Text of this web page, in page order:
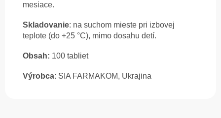
mesiace.
Skladovanie: na suchom mieste pri izbovej
teplote (do +25 °C), mimo dosahu detí.
Obsah: 100 tabliet
Výrobca: SIA FARMAKOM, Ukrajina